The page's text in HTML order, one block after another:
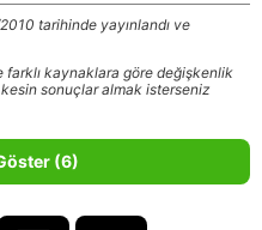
tarihinde yayınlandı ve
farklı kaynaklara göre değişkenlik
sonuçlar almak isterseniz
(6)